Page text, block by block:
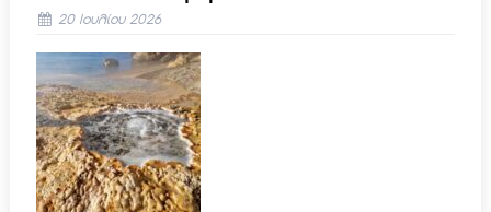
20 Ιουλίου 2026